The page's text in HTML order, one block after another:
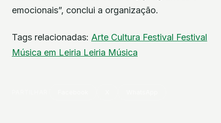
emocionais”, conclui a organização.
Tags relacionadas: Arte Cultura Festival Festival
Música em Leiria Leiria Música